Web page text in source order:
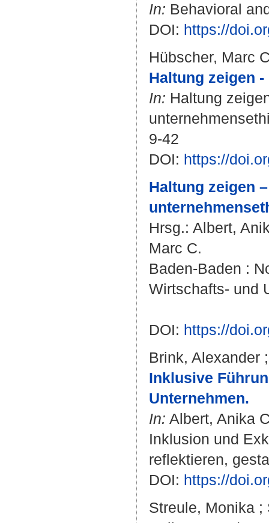
In: Behavioral
DOI: https://
Hübscher, Marc
Haltung zeigen
In: Haltung
9-42
DOI: https://
Haltung zeigen
Hrsg.: Albert,
Marc C.
Baden-Baden :
Wirtschafts- und
DOI: https://
Brink, Alexander
Inklusive
Unternehmen.
In: Albert, Anika
Inklusion und
reflektieren,
DOI: https://
Streule, Monika ;